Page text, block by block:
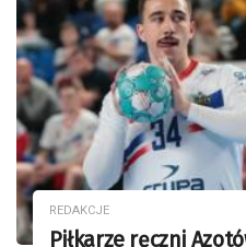
REDAKCJE
Piłkarze ręczni